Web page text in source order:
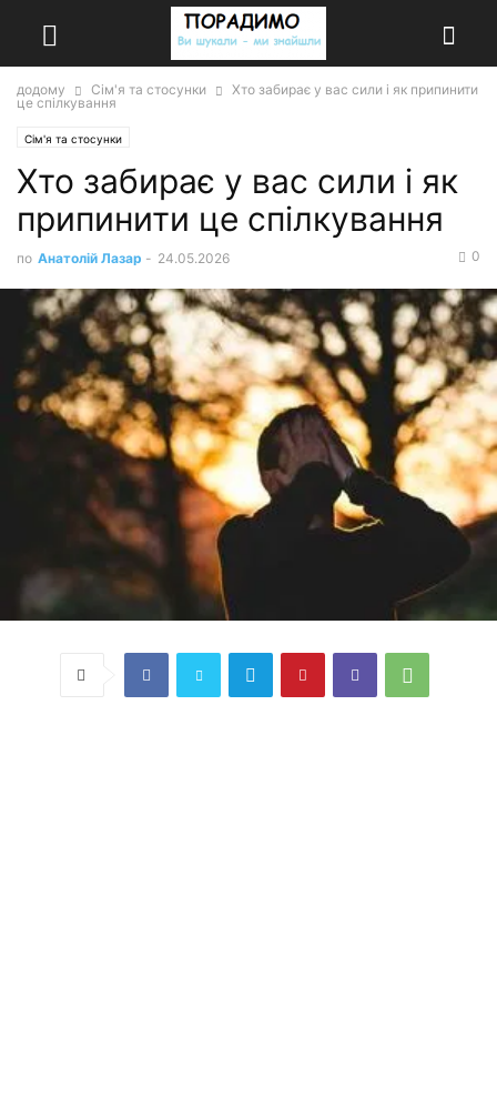
додому Сім'я та стосунки
Хто забирає у вас сили і як припинити
це спілкування
Сім'я та стосунки
Хто забирає у вас сили і як
припинити це спілкування
по Анатолій Лазар - 24.05.2026 0